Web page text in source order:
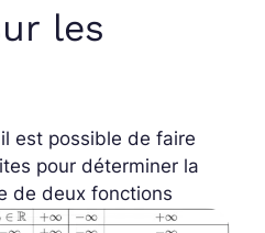
les
est possible de faire
pour déterminer la
de deux fonctions